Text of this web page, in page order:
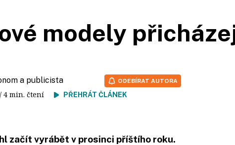
modely
a publicista
/ 4 min. čtení PŘEHRÁT ČLÁNEK
ODEBÍRAT AUTORA
začít vyrábět v prosinci příštího roku.